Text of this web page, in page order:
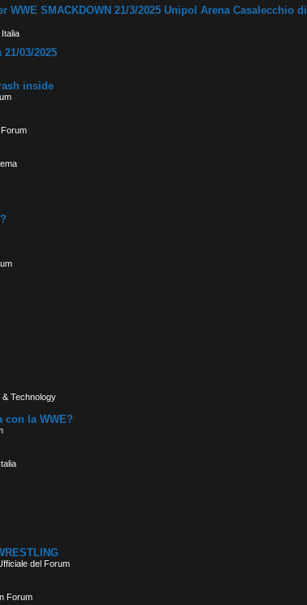
WWE SMACKDOWN 21/3/2025 Unipol Arena Casalecchio di
03/2025
inside
Forum
& Technology
con la WWE?
del Forum
Forum